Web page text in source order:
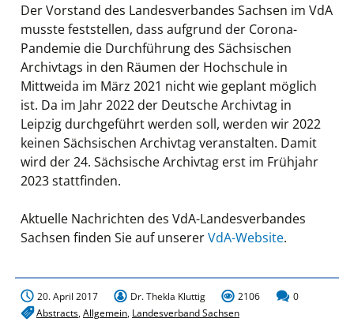
Der Vorstand des Landesverbandes Sachsen im VdA
musste feststellen, dass aufgrund der Corona-
Pandemie die Durchführung des Sächsischen
Archivtags in den Räumen der Hochschule in
Mittweida im März 2021 nicht wie geplant möglich
ist. Da im Jahr 2022 der Deutsche Archivtag in
Leipzig durchgeführt werden soll, werden wir 2022
keinen Sächsischen Archivtag veranstalten. Damit
wird der 24. Sächsische Archivtag erst im Frühjahr
2023 stattfinden.
Aktuelle Nachrichten des VdA-Landesverbandes
Sachsen finden Sie auf unsererVdA-Website.
20. April 2017 Dr. Thekla Kluttig 2106
0
Abstracts,Allgemein, Landesverband Sachsen